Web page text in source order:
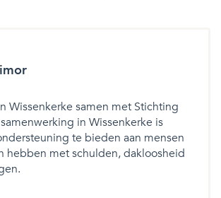
Wissenkerke samen met Stichting
in Wissenkerke is
te bieden aan mensen
hebben met schulden, dakloosheid